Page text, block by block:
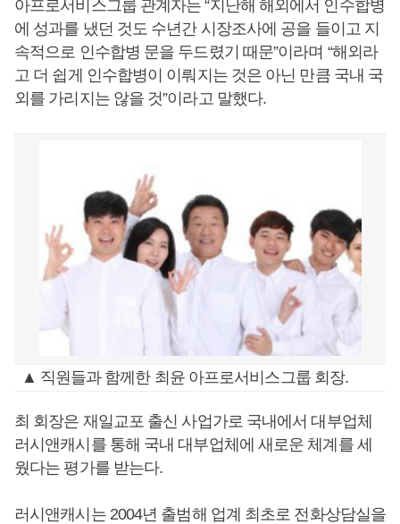
아프로서비스그룹 관계자는 “지난해 해외에서 인수합병
에 성과를 냈던 것도 수년간 시장조사에 공을 들이고 지
속적으로 인수합병 문을 두드렸기 때문”이라며 “해외라
고 더 쉽게 인수합병이 이뤄지는 것은 아닌 만큼 국내 국
외를 가리지는 않을 것”이라고 말했다.
▲ 직원들과 함께한 최윤 아프로서비스그룹 회장.
최 회장은 재일교포 출신 사업가로 국내에서 대부업체
러시앤캐시를 통해 국내 대부업체에 새로운 체계를 세
웠다는 평가를 받는다.
러시앤캐시는 2004년 출범해 업계 최초로 전화상담실을